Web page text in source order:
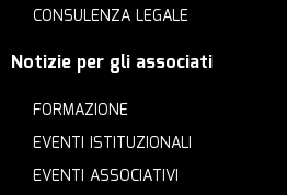
CONSULENZA LEGALE
Notizie per gli associati
FORMAZIONE
EVENTI ISTITUZIONALI
EVENTI ASSOCIATIVI